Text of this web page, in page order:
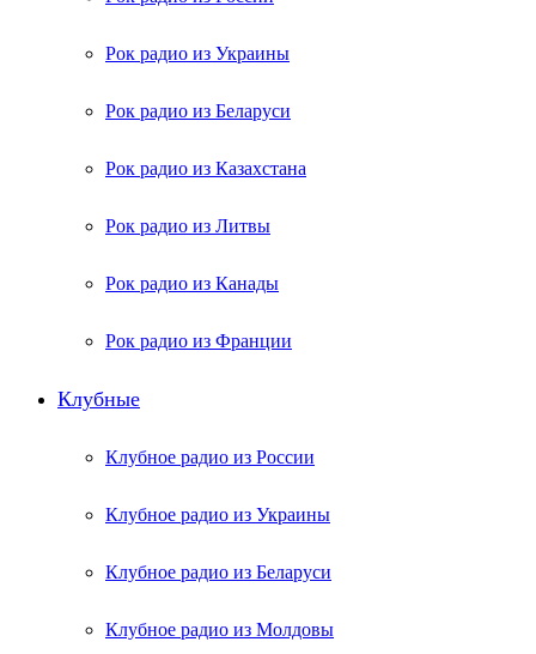
Рок радио из Украины
Рок радио из Беларуси
Рок радио из Казахстана
Рок радио из Литвы
Рок радио из Канады
Рок радио из Франции
Клубные
Клубное радио из России
Клубное радио из Украины
Клубное радио из Беларуси
Клубное радио из Молдовы